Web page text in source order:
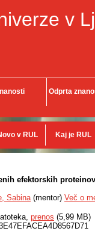
v
Odprta
v RUL Kaj je RUL
efektorskih
Sabina(mentor) Več o
prenos (5,99 MB)